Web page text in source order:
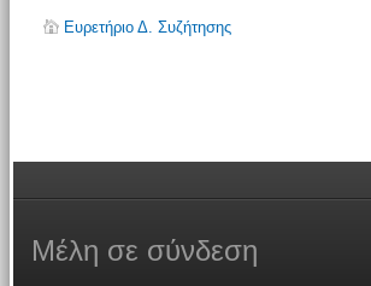
Ευρετήριο Δ. Συζήτησης
Μέλη σε σύνδεση